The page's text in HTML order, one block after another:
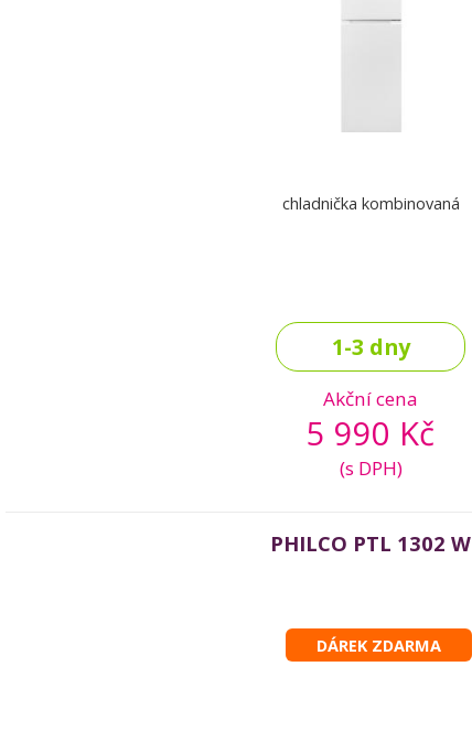
chladnička kombinovaná
1-3 dny
Akční cena
5 990 Kč
(s DPH)
PHILCO PTL 1302 W
DÁREK ZDARMA